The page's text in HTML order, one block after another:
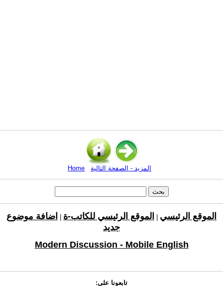
Home المزيد - الصفحة التالية
الموقع الرئيسي الموقع الرئيسي للكاتب-ة
اضافة موضوع
جديد
Modern Discussion - Mobile English
تابعونا على: